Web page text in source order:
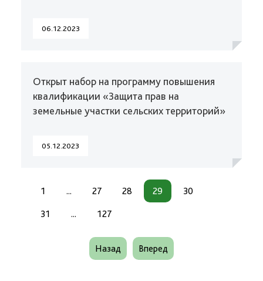
06.12.2023
Открыт набор на программу повышения
квалификации «Защита прав на
земельные участки сельских территорий»
05.12.2023
1 ... 27 28 29 30
31 ... 127
Назад Вперед